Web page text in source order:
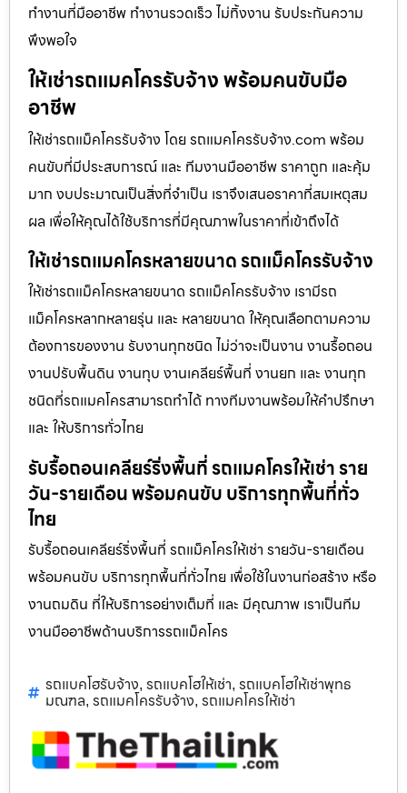
ทำงานที่มืออาชีพ ทำงานรวดเร็ว ไม่ทิ้งงาน รับประกันความ
พึงพอใจ
ให้เช่ารถแมคโครรับจ้าง พร้อมคนขับมือ
อาชีพ
ให้เช่ารถแม็คโครรับจ้าง โดย รถแมคโครรับจ้าง.com พร้อม
คนขับที่มีประสบการณ์ และ ทีมงานมืออาชีพ ราคาถูก และคุ้ม
มาก งบประมาณเป็นสิ่งที่จำเป็น เราจึงเสนอราคาที่สมเหตุสม
ผล เพื่อให้คุณได้ใช้บริการที่มีคุณภาพในราคาที่เข้าถึงได้
ให้เช่ารถแมคโครหลายขนาด รถแม็คโครรับจ้าง
ให้เช่ารถแม็คโครหลายขนาด รถแม็คโครรับจ้าง เรามีรถ
แม็คโครหลากหลายรุ่น และ หลายขนาด ให้คุณเลือกตามความ
ต้องการของงาน รับงานทุกชนิด ไม่ว่าจะเป็นงาน งานรื้อถอน
งานปรับพื้นดิน งานทุบ งานเคลียร์พื้นที่ งานยก และ งานทุก
ชนิดที่รถแมคโครสามารถทำได้ ทางทีมงานพร้อมให้คำปรึกษา
และ ให้บริการทั่วไทย
รับรื้อถอนเคลียร์ริ่งพื้นที่ รถแมคโครให้เช่า ราย
วัน-รายเดือน พร้อมคนขับ บริการทุกพื้นที่ทั่ว
ไทย
รับรื้อถอนเคลียร์ริ่งพื้นที่ รถแม็คโครให้เช่า รายวัน-รายเดือน
พร้อมคนขับ บริการทุกพื้นที่ทั่วไทย เพื่อใช้ในงานก่อสร้าง หรือ
งานถมดิน ที่ให้บริการอย่างเต็มที่ และ มีคุณภาพ เราเป็นทีม
งานมืออาชีพด้านบริการรถแม็คโคร
รถแบคโฮรับจ้าง, รถแบคโฮให้เช่า, รถแบคโฮให้เช่าพุทธ
มณฑล, รถแมคโครรับจ้าง, รถแมคโครให้เช่า